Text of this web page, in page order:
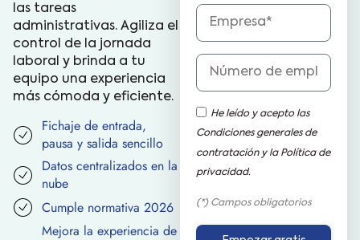
las tareas
administrativas. Agiliza el
control de la jornada
laboral y brinda a tu
equipo una experiencia
más cómoda y eficiente.
Fichaje de entrada,
pausa y salida sencillo
Datos centralizados en la
nube
Cumple normativa 2026
Mejora la experiencia de
He leído y acepto las
Condiciones generales de
contratación y la Política de
privacidad.
(*) Campos obligatorios